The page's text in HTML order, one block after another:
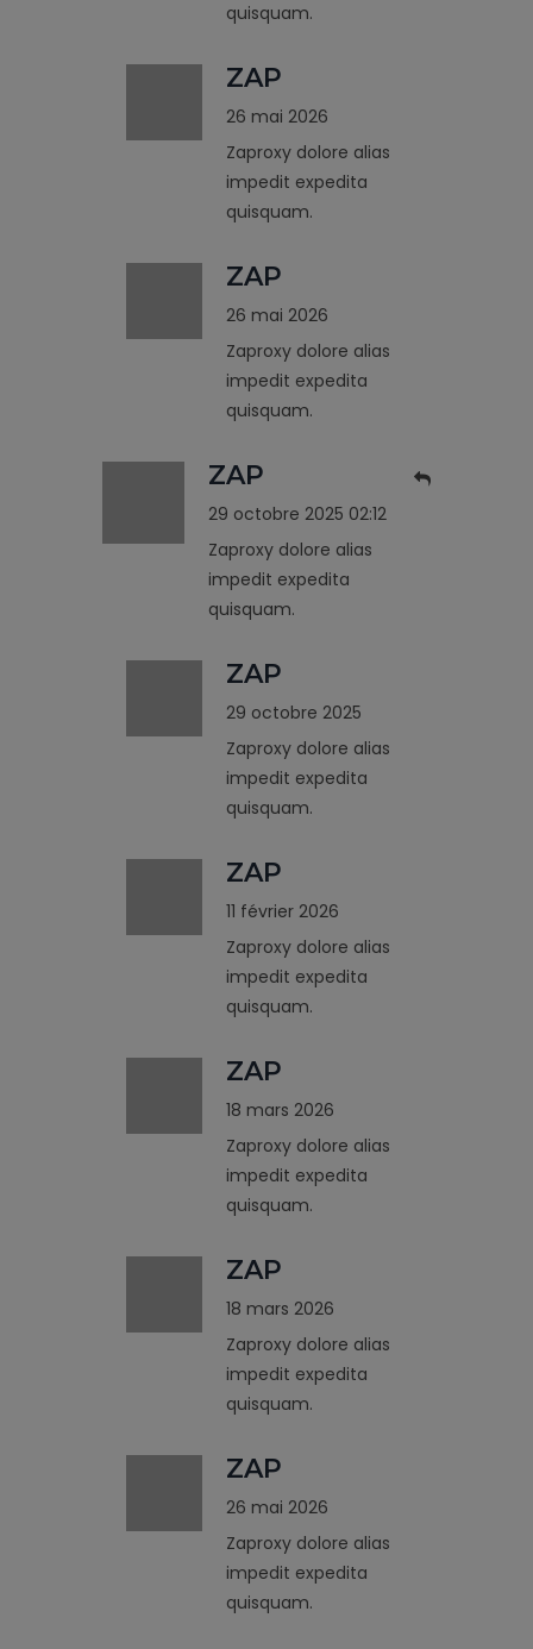
quisquam.
ZAP
26 mai 2026
Zaproxy dolore alias
impedit expedita
quisquam.
ZAP
26 mai 2026
Zaproxy dolore alias
impedit expedita
quisquam.
ZAP
29 octobre 2025 02:12
Zaproxy dolore alias
impedit expedita
quisquam.
ZAP
29 octobre 2025
Zaproxy dolore alias
impedit expedita
quisquam.
ZAP
11 février 2026
Zaproxy dolore alias
impedit expedita
quisquam.
ZAP
18 mars 2026
Zaproxy dolore alias
impedit expedita
quisquam.
ZAP
18 mars 2026
Zaproxy dolore alias
impedit expedita
quisquam.
ZAP
26 mai 2026
Zaproxy dolore alias
impedit expedita
quisquam.